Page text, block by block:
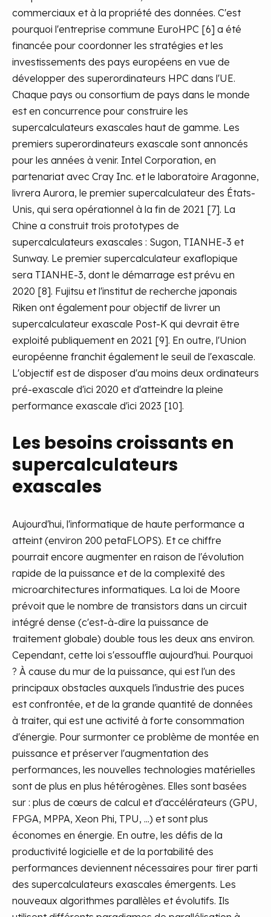
commerciaux et à la propriété des données. C'est
pourquoi l'entreprise commune EuroHPC [6] a été
financée pour coordonner les stratégies et les
investissements des pays européens en vue de
développer des superordinateurs HPC dans l'UE.
Chaque pays ou consortium de pays dans le monde
est en concurrence pour construire les
supercalculateurs exascales haut de gamme. Les
premiers superordinateurs exascale sont annoncés
pour les années à venir. Intel Corporation, en
partenariat avec Cray Inc. et le laboratoire Aragonne,
livrera Aurora, le premier supercalculateur des États-
Unis, qui sera opérationnel à la fin de 2021 [7]. La
Chine a construit trois prototypes de
supercalculateurs exascales : Sugon, TIANHE-3 et
Sunway. Le premier supercalculateur exaflopique
sera TIANHE-3, dont le démarrage est prévu en
2020 [8]. Fujitsu et l'institut de recherche japonais
Riken ont également pour objectif de livrer un
supercalculateur exascale Post-K qui devrait être
exploité publiquement en 2021 [9]. En outre, l'Union
européenne franchit également le seuil de l'exascale.
L'objectif est de disposer d'au moins deux ordinateurs
pré-exascale d'ici 2020 et d'atteindre la pleine
performance exascale d'ici 2023 [10].
Les besoins croissants en
supercalculateurs
exascales
Aujourd'hui, l'informatique de haute performance a
atteint (environ 200 petaFLOPS). Et ce chiffre
pourrait encore augmenter en raison de l'évolution
rapide de la puissance et de la complexité des
microarchitectures informatiques. La loi de Moore
prévoit que le nombre de transistors dans un circuit
intégré dense (c'est-à-dire la puissance de
traitement globale) double tous les deux ans environ.
Cependant, cette loi s'essouffle aujourd'hui. Pourquoi
? À cause du mur de la puissance, qui est l'un des
principaux obstacles auxquels l'industrie des puces
est confrontée, et de la grande quantité de données
à traiter, qui est une activité à forte consommation
d'énergie. Pour surmonter ce problème de montée en
puissance et préserver l'augmentation des
performances, les nouvelles technologies matérielles
sont de plus en plus hétérogènes. Elles sont basées
sur : plus de cœurs de calcul et d'accélérateurs (GPU,
FPGA, MPPA, Xeon Phi, TPU, ...) et sont plus
économes en énergie. En outre, les défis de la
productivité logicielle et de la portabilité des
performances deviennent nécessaires pour tirer parti
des supercalculateurs exascales émergents. Les
nouveaux algorithmes parallèles et évolutifs. Ils